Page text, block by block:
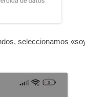
seleccionamos